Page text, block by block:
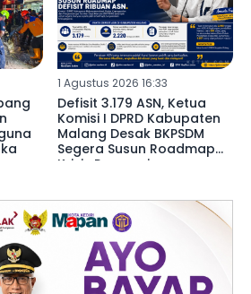
1 Agustus 2026 16:33
Defisit 3.179 ASN, Ketua
Komisi I DPRD Kabupaten
Malang Desak BKPSDM
Segera Susun Roadmap
Krisis Pegawai ‎